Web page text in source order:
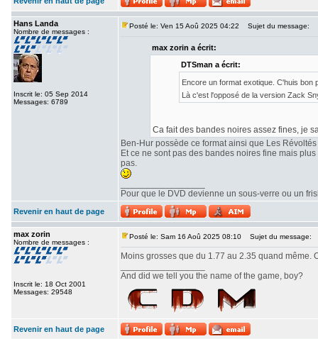
Hans Landa
Nombre de messages :
Inscrit le: 05 Sep 2014
Messages: 6789
Posté le: Ven 15 Aoû 2025 04:22 Sujet du message:
max zorin a écrit:
DTSman a écrit:
Encore un format exotique. C'huis
Là c'est l'opposé de la version Zack
Ca fait des bandes noires assez fines, je
Ben-Hur possède ce format ainsi que Les
Et ce ne sont pas des bandes noires fine mais
pas.
Pour que le DVD devienne un sous-verre ou un
Revenir en haut de page
max zorin
Nombre de messages :
Inscrit le: 18 Oct 2001
Messages: 29548
Posté le: Sam 16 Aoû 2025 08:10 Sujet du message:
Moins grosses que du 1.77 au 2.35 quand même.
And did we tell you the name of the game, boy?
Revenir en haut de page